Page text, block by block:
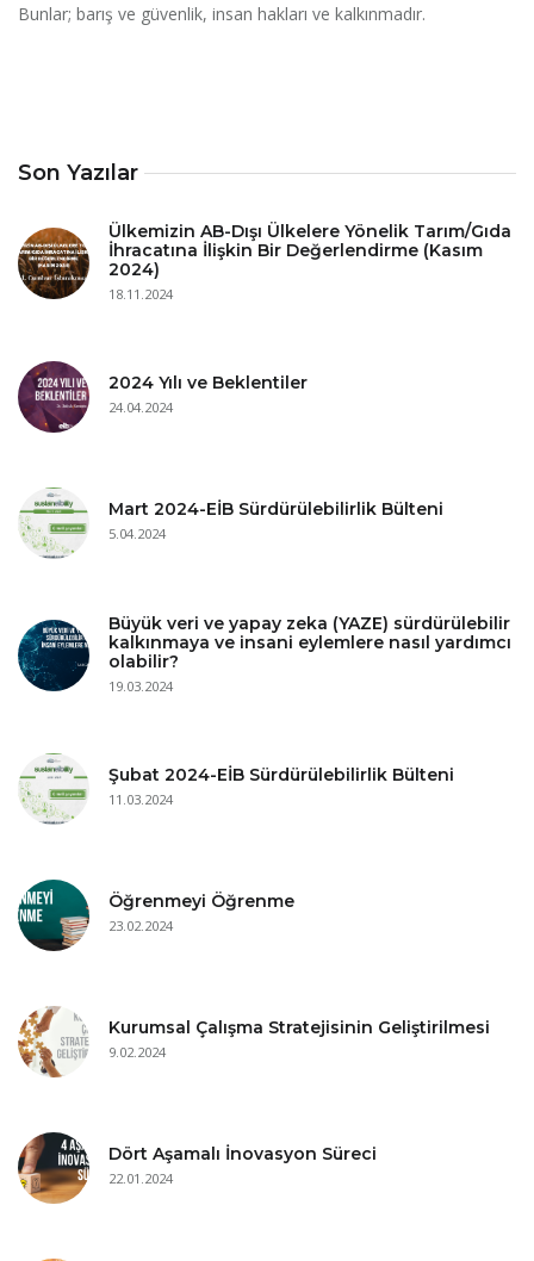
Son Yazılar
Ülkemizin AB-Dışı Ülkelere Yönelik Tarım/Gıda
İhracatına İlişkin Bir Değerlendirme (Kasım
2024)
18.11.2024
2024 Yılı ve Beklentiler
24.04.2024
Mart 2024-EİB Sürdürülebilirlik Bülteni
5.04.2024
Büyük veri ve yapay zeka (YAZE) sürdürülebilir
kalkınmaya ve insani eylemlere nasıl yardımcı
olabilir?
19.03.2024
Şubat 2024-EİB Sürdürülebilirlik Bülteni
11.03.2024
Öğrenmeyi Öğrenme
23.02.2024
Kurumsal Çalışma Stratejisinin Geliştirilmesi
9.02.2024
Dört Aşamalı İnovasyon Süreci
22.01.2024
Bunlar; barış ve güvenlik, insan hakları ve kalkınmadır.